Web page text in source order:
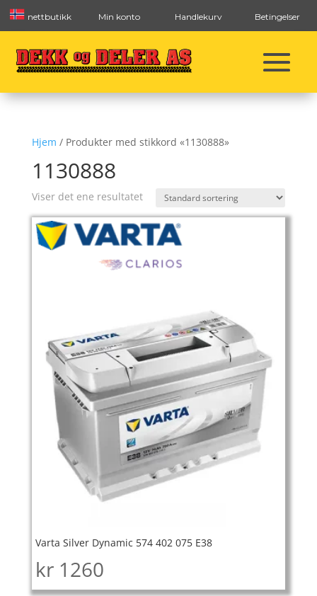
nettbutikk Min konto Handlekurv Betingelser
Hjem / Produkter med stikkord «1130888»
1130888
Viser det ene resultatet
Varta Silver Dynamic 574 402 075 E38
kr 1260